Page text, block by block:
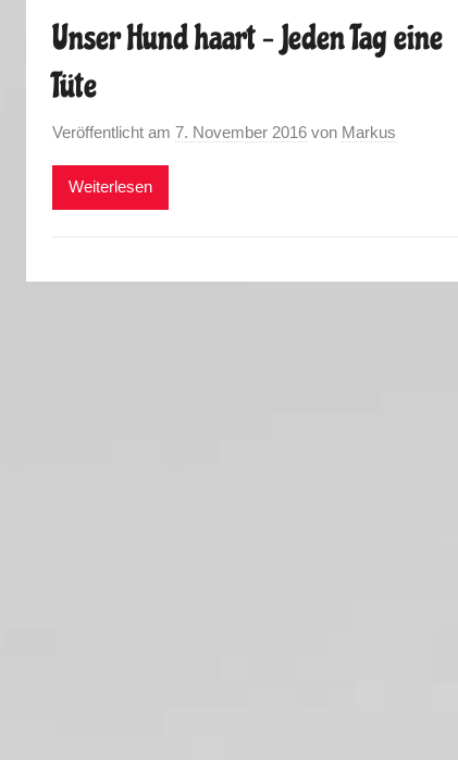
Unser Hund haart – Jeden Tag eine
Tüte
Veröffentlicht am 7. November 2016 von Markus
Weiterlesen